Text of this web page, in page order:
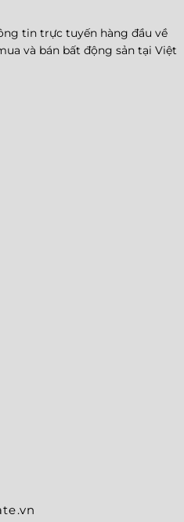
tin trực tuyến hàng đầu về
và bán bất động sản tại Việt